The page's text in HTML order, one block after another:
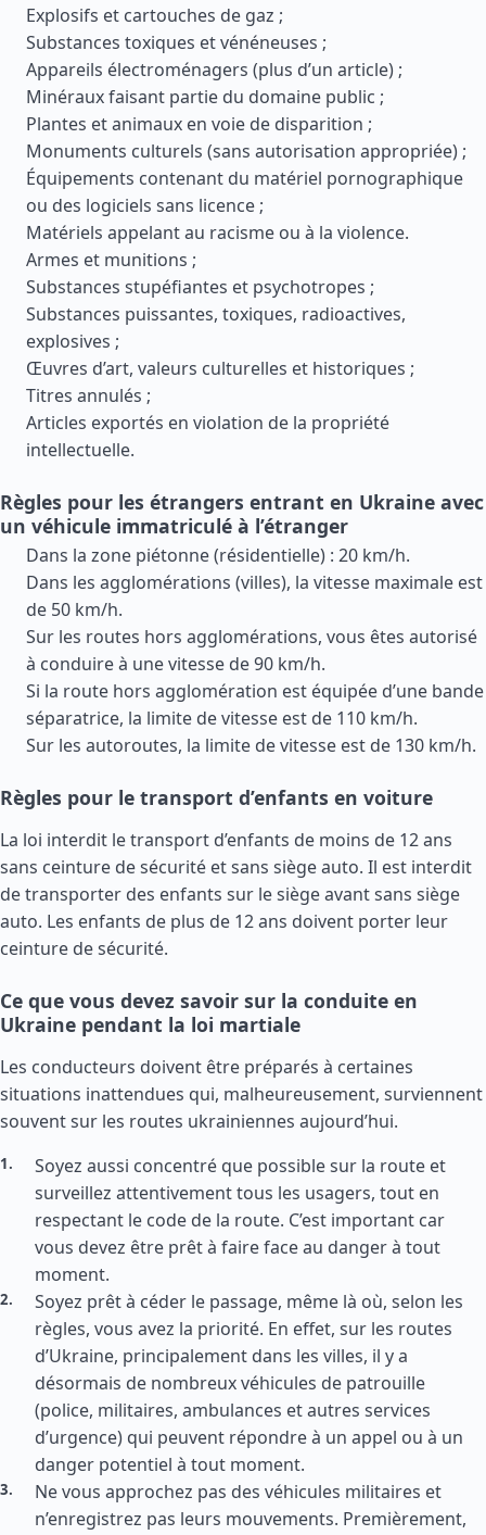
Explosifs et cartouches de gaz ;
Substances toxiques et vénéneuses ;
Appareils électroménagers (plus d’un article) ;
Minéraux faisant partie du domaine public ;
Plantes et animaux en voie de disparition ;
Monuments culturels (sans autorisation appropriée) ;
Équipements contenant du matériel pornographique
ou des logiciels sans licence ;
Matériels appelant au racisme ou à la violence.
Armes et munitions ;
Substances stupéfiantes et psychotropes ;
Substances puissantes, toxiques, radioactives,
explosives ;
Œuvres d’art, valeurs culturelles et historiques ;
Titres annulés ;
Articles exportés en violation de la propriété
intellectuelle.
Règles pour les étrangers entrant en Ukraine avec
un véhicule immatriculé à l’étranger
Dans la zone piétonne (résidentielle) : 20 km/h.
Dans les agglomérations (villes), la vitesse maximale est
de 50 km/h.
Sur les routes hors agglomérations, vous êtes autorisé
à conduire à une vitesse de 90 km/h.
Si la route hors agglomération est équipée d’une bande
séparatrice, la limite de vitesse est de 110 km/h.
Sur les autoroutes, la limite de vitesse est de 130 km/h.
Règles pour le transport d’enfants en voiture
La loi interdit le transport d’enfants de moins de 12 ans
sans ceinture de sécurité et sans siège auto. Il est interdit
de transporter des enfants sur le siège avant sans siège
auto. Les enfants de plus de 12 ans doivent porter leur
ceinture de sécurité.
Ce que vous devez savoir sur la conduite en
Ukraine pendant la loi martiale
Les conducteurs doivent être préparés à certaines
situations inattendues qui, malheureusement, surviennent
souvent sur les routes ukrainiennes aujourd’hui.
Soyez aussi concentré que possible sur la route et
surveillez attentivement tous les usagers, tout en
respectant le code de la route. C’est important car
vous devez être prêt à faire face au danger à tout
moment.
Soyez prêt à céder le passage, même là où, selon les
règles, vous avez la priorité. En effet, sur les routes
d’Ukraine, principalement dans les villes, il y a
désormais de nombreux véhicules de patrouille
(police, militaires, ambulances et autres services
d’urgence) qui peuvent répondre à un appel ou à un
danger potentiel à tout moment.
Ne vous approchez pas des véhicules militaires et
n’enregistrez pas leurs mouvements. Premièrement,